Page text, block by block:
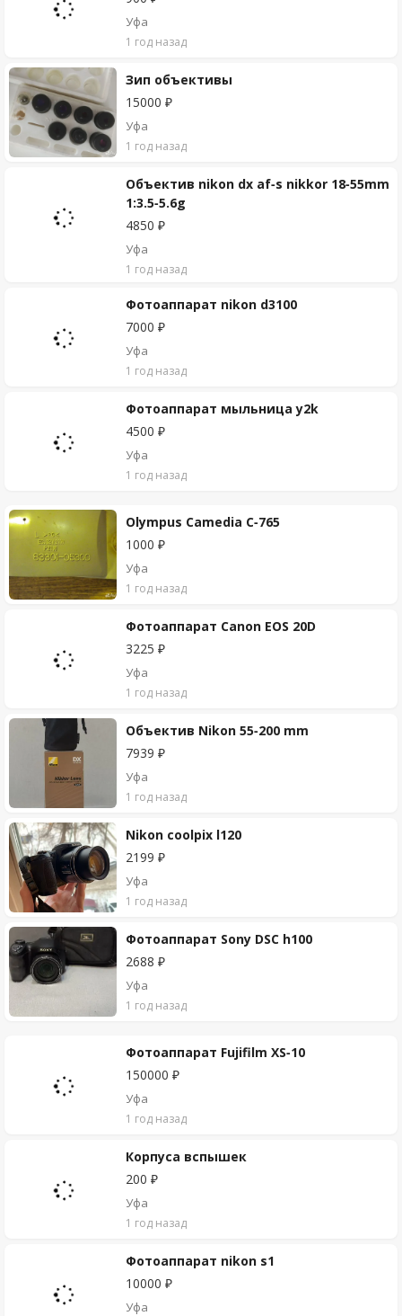
Уфа
1 год назад
Зип объективы
15000 ₽
Уфа
1 год назад
Объектив nikon dx af-s nikkor 18-55mm
1:3.5-5.6g
4850 ₽
Уфа
1 год назад
Фотоаппарат nikon d3100
7000 ₽
Уфа
1 год назад
Фотоаппарат мыльница y2k
4500 ₽
Уфа
1 год назад
Olympus Camedia C-765
1000 ₽
Уфа
1 год назад
Фотоаппарат Canon EOS 20D
3225 ₽
Уфа
1 год назад
Объектив Nikon 55-200 mm
7939 ₽
Уфа
1 год назад
Nikon coolpix l120
2199 ₽
Уфа
1 год назад
Фотоаппарат Sony DSC h100
2688 ₽
Уфа
1 год назад
Фотоаппарат Fujifilm XS-10
150000 ₽
Уфа
1 год назад
Корпуса вспышек
200 ₽
Уфа
1 год назад
Фотоаппарат nikon s1
10000 ₽
Уфа